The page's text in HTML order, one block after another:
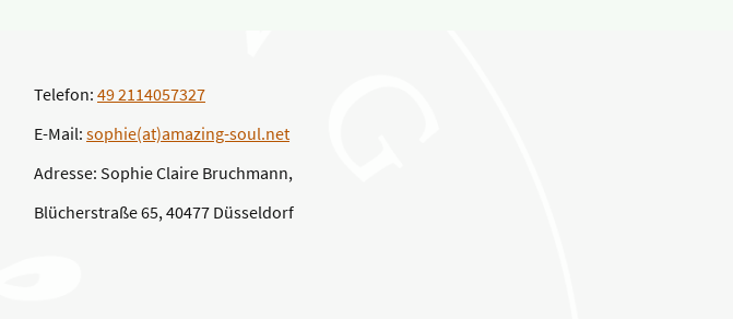
Telefon: 49 2114057327
E-Mail: sophie(at)amazing-soul.net
Adresse: Sophie Claire Bruchmann,
Blücherstraße 65, 40477 Düsseldorf